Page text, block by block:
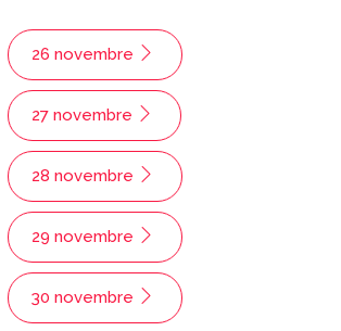
26 novembre
27 novembre
28 novembre
29 novembre
30 novembre